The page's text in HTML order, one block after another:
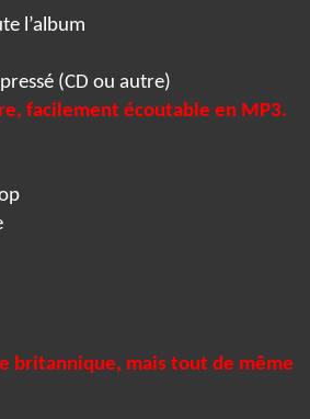
l’album
(CD ou autre)
facilement écoutable en MP3.
britannique, mais tout de même